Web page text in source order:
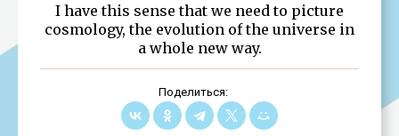
I have this sense that we need to picture
cosmology, the evolution of the universe in
a whole new way.
Поделиться: